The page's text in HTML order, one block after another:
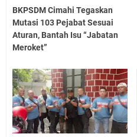
BKPSDM Cimahi Tegaskan
Mutasi 103 Pejabat Sesuai
Aturan, Bantah Isu “Jabatan
Meroket”